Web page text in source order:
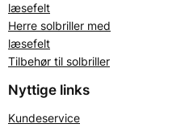
læsefelt
Herre solbriller med
læsefelt
Tilbehør til solbriller
Nyttige links
Kundeservice